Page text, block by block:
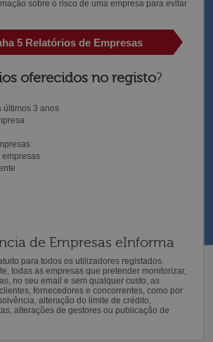
sobre o risco de uma empresa para evitar
5 Relatórios de Empresas
oferecidos no registo?
últimos 3 anos
empresas
de Empresas eInforma
para todos os utilizadores registados.
todas as empresas que pretender monitorizar,
no seu email e sem qualquer custo, as
fornecedores e concorrentes, como por
alteração do limite de crédito,
alterações de gestores ou publicação de